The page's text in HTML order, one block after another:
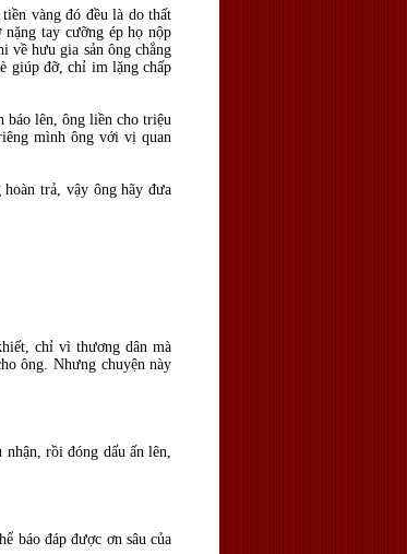
vàng đó đều là do thất
tay cưỡng ép họ nộp
về hưu gia sản ông chẳng
giúp đỡ, chỉ im lặng chấp
báo lên, ông liền cho triệu
mình ông với vị quan
trả, vậy ông hãy đưa
chỉ vì thương dân mà
ông. Nhưng chuyện này
rồi đóng dấu ấn lên,
báo đáp được ơn sâu của